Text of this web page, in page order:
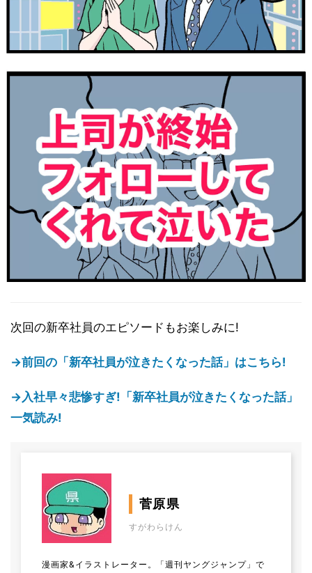
次回の新卒社員のエピソードもお楽しみに!
→前回の「新卒社員が泣きたくなった話」はこちら!
→入社早々悲惨すぎ!「新卒社員が泣きたくなった話」
一気読み!
菅原県
すがわらけん
漫画家&イラストレーター。「週刊ヤングジャンプ」で